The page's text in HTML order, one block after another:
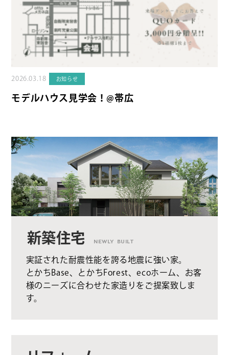
2026.03.18 お知らせ
モデルハウス見学会！@帯広
新築住宅 NEWLY BUILT
実証された耐震性能を誇る地震に強い家。
とかちBase、とかちForest、ecoホーム、お客
様のニーズに合わせた家造りをご提案致しま
す。